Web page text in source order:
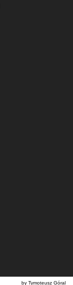
by Tymoteusz Góral